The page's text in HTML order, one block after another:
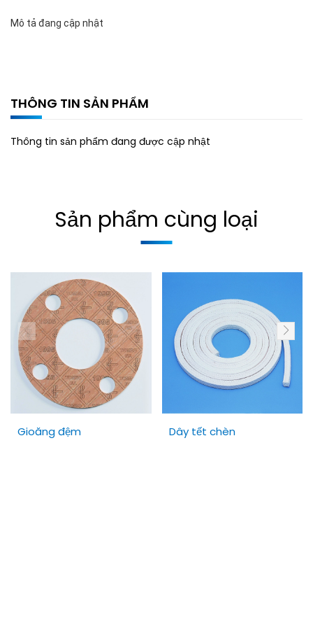
Mô tả đang cập nhật
THÔNG TIN SẢN PHẨM
Thông tin sản phẩm đang được cập nhật
Sản phẩm cùng loại
Gioăng đệm Dây tết chèn